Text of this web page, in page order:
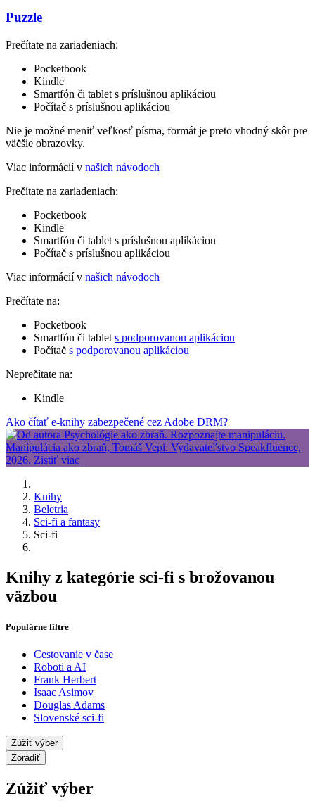
Puzzle
Prečítate na zariadeniach:
Pocketbook
Kindle
Smartfón či tablet s príslušnou aplikáciou
Počítač s príslušnou aplikáciou
Nie je možné meniť veľkosť písma, formát je preto vhodný skôr pre
väčšie obrazovky.
Viac informácií v našich návodoch
Prečítate na zariadeniach:
Pocketbook
Kindle
Smartfón či tablet s príslušnou aplikáciou
Počítač s príslušnou aplikáciou
Viac informácií v našich návodoch
Prečítate na:
Pocketbook
Smartfón či tablet s podporovanou aplikáciou
Počítač s podporovanou aplikáciou
Neprečítate na:
Kindle
Ako čítať e-knihy zabezpečené cez Adobe DRM?
Knihy
Beletria
Sci-fi a fantasy
Sci-fi
Knihy z kategórie sci-fi s brožovanou
väzbou
Populárne filtre
Cestovanie v čase
Roboti a AI
Frank Herbert
Isaac Asimov
Douglas Adams
Slovenské sci-fi
Zúžiť výber
Zoradiť
Zúžiť výber